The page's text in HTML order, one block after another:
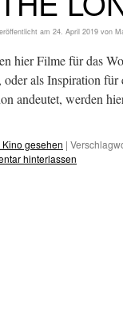
am 24. April 2019 von
hier Filme für das
als Inspiration
andeutet, werden
Kino gesehen |
hinterlassen